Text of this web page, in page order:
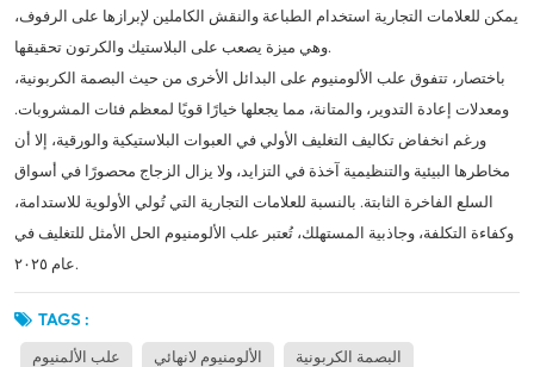
يمكن للعلامات التجارية استخدام الطباعة والنقش الكاملين لإبرازها على الرفوف،
وهي ميزة يصعب على البلاستيك والكرتون تحقيقها.
باختصار، تتفوق علب الألومنيوم على البدائل الأخرى من حيث البصمة الكربونية،
ومعدلات إعادة التدوير، والمتانة، مما يجعلها خيارًا قويًا لمعظم فئات المشروبات.
ورغم انخفاض تكاليف التغليف الأولي في العبوات البلاستيكية والورقية، إلا أن
مخاطرها البيئية والتنظيمية آخذة في التزايد، ولا يزال الزجاج محصورًا في أسواق
السلع الفاخرة الثابتة. بالنسبة للعلامات التجارية التي تُولي الأولوية للاستدامة،
وكفاءة التكلفة، وجاذبية المستهلك، تُعتبر علب الألومنيوم الحل الأمثل للتغليف في
عام ٢٠٢٥.
TAGS :
علب الألمنيوم الألومنيوم لانهائي البصمة الكربونية